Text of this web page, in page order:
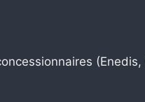
(Enedis,